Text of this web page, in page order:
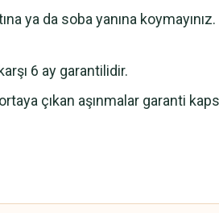
ya da soba yanına
6 ay garantilidir.
çıkan aşınmalar garanti